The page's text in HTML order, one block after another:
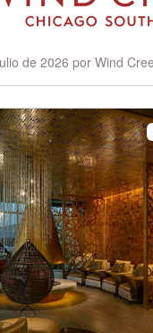
de 2026 por Wind